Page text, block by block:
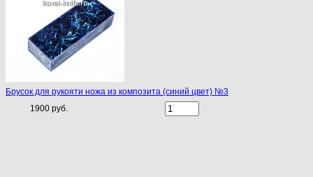
Брусок для рукояти ножа из композита (синий цвет) №3
1900 руб.